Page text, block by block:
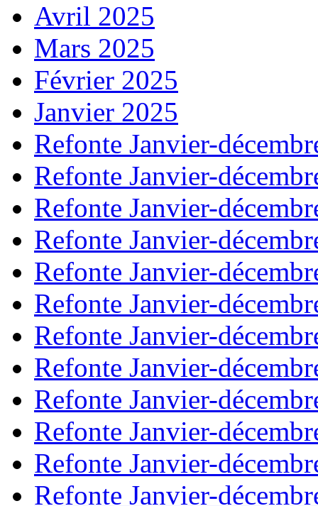
Avril 2025
Mars 2025
Février 2025
Janvier 2025
Refonte Janvier-
Refonte Janvier-
Refonte Janvier-
Refonte Janvier-
Refonte Janvier-
Refonte Janvier-
Refonte Janvier-
Refonte Janvier-
Refonte Janvier-
Refonte Janvier-
Refonte Janvier-
Refonte Janvier-